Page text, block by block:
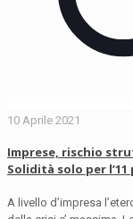
10 Aprile 2021
Imprese, rischio
Solidità solo per
A livello d’impresa